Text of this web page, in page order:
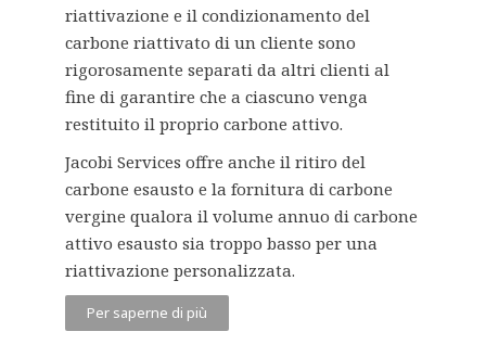
riattivazione e il condizionamento del
carbone riattivato di un cliente sono
rigorosamente separati da altri clienti al
fine di garantire che a ciascuno venga
restituito il proprio carbone attivo.
Jacobi Services offre anche il ritiro del
carbone esausto e la fornitura di carbone
vergine qualora il volume annuo di carbone
attivo esausto sia troppo basso per una
riattivazione personalizzata.
Per saperne di più